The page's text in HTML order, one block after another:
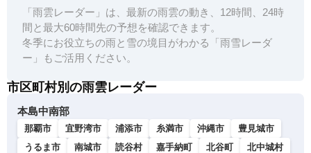
「雨雲レーダー」は、最新の雨雲の動き、12時間、24時
間と最大60時間先の予想を確認できます。
冬季にお役立ちの雨と雪の境目がわかる「雨雪レーダ
ー」もご活用ください。
市区町村別の雨雲レーダー
本島中南部
那覇市 宜野湾市 浦添市 糸満市 沖縄市
豊見城市
うるま市
南城市 読谷村 嘉手納町 北谷町
北中城村